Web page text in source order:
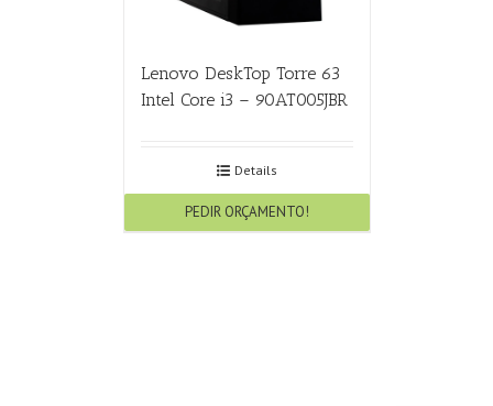
Lenovo DeskTop Torre 63
Intel Core i3 – 90AT005JBR
Details
PEDIR ORÇAMENTO!